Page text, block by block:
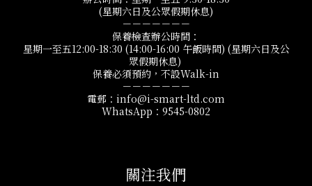
(星期六日及公眾假期休息)
－－－－－－－
保養檢查辦公時間：
星期一至五12:00-18:30 (14:00-16:00 午飯時間) (星期六日及公
眾假期休息)
保養必須預約，不設Walk-in
－－－－－－－
電郵：info@i-smart-ltd.com
WhatsApp：9545-0802
關注我們​